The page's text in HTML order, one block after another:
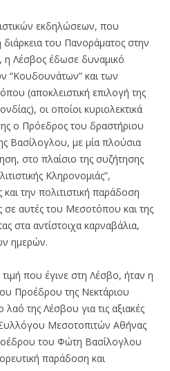
εκδηλώσεων, που
του Πανοράματος στην
η Λέσβος έδωσε δυναμικό
“Κουδουνάτων” και των
(αποκλειστική επιλογή της
οι οποίοι κυριολεκτικά
ο Πρόεδρος του δραστήριου
Βασίλογλου, με μία πλούσια
στο πλαίσιο της συζήτησης
Κληρονομιάς”,
την πολιτιστική παράδοση
σε αυτές του Μεσοτόπου και της
στα αντίστοιχα καρναβάλια,
ημερών.
τιμή που έγινε στη Λέσβο, ήταν η
Προέδρου της Νεκτάριου
της Λέσβου για τις αξιακές
Μεσοτοπιτών Αθήνας
του Φώτη Βασίλογλου
παράδοση και